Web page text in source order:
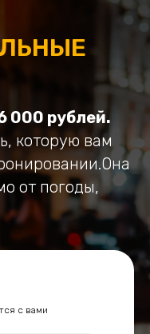
рублей.
которую вам
от погоды,
с вами